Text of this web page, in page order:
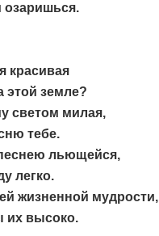
красивая
этой земле?
светом милая,
тебе.
льющейся,
легко.
жизненной мудрости,
их высоко.